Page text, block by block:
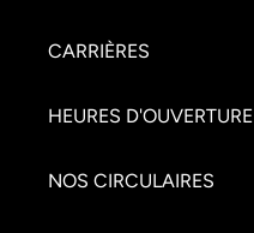
CARRIÈRES
HEURES D'OUVERTURE
NOS CIRCULAIRES